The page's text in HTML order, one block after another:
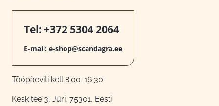
Tel: +372 5304 2064
E-mail: e-shop@scandagra.ee
Tööpäeviti kell 8:00-16:30
Kesk tee 3, Jüri, 75301, Eesti